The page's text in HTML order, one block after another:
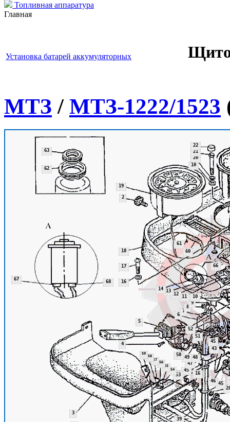
Топливная аппаратура
Главная
Установка батарей аккумуляторных
МТЗ / МТЗ-1222/1523
2
3
4
5
6
7
8
9
10
10
11
12
13
14
16
16
17
18
19
20
21
22
39
43
45
45
45
46
47
48
49
50
51
52
53
54
55
56
57
58
59
60
61
62
63
66
67 68